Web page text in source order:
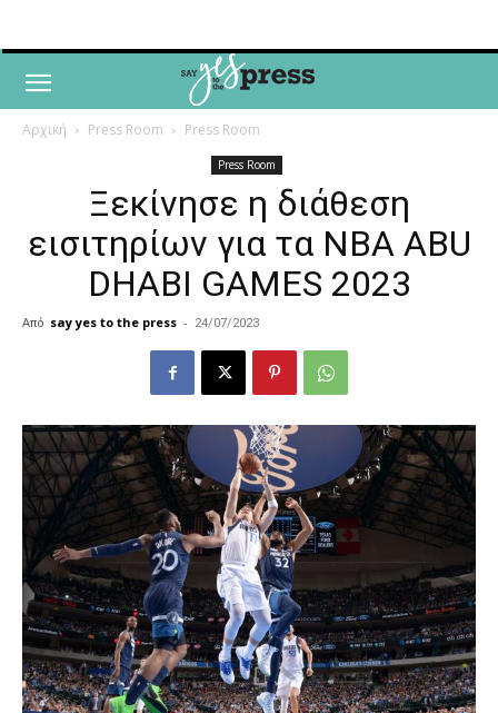
Αρχική Press Room Press Room
Press Room
Ξεκίνησε η διάθεση
εισιτηρίων για τα NBA ABU
DHABI GAMES 2023
Από say yes to the press - 24/07/2023